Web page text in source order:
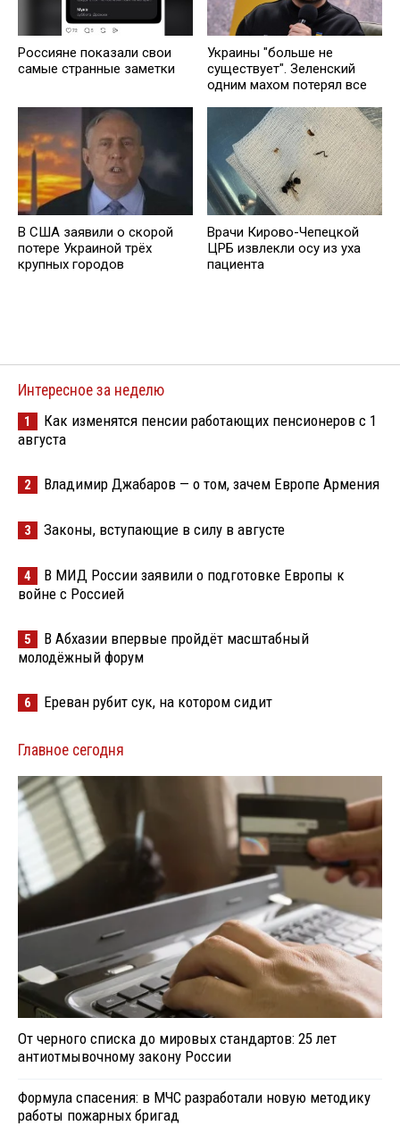
Россияне показали свои
самые странные заметки
Украины "больше не
существует". Зеленский
одним махом потерял все
В США заявили о скорой
потере Украиной трёх
крупных городов
Врачи Кирово-Чепецкой
ЦРБ извлекли осу из уха
пациента
Интересное за неделю
1
Как изменятся пенсии работающих пенсионеров с 1
августа
2 Владимир Джабаров — о том, зачем Европе Армения
3 Законы, вступающие в силу в августе
4
В МИД России заявили о подготовке Европы к
войне с Россией
5
В Абхазии впервые пройдёт масштабный
молодёжный форум
6 Ереван рубит сук, на котором сидит
Главное сегодня
От черного списка до мировых стандартов: 25 лет
антиотмывочному закону России
Формула спасения: в МЧС разработали новую методику
работы пожарных бригад